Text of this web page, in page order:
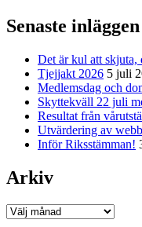
Senaste inläggen
Det är kul att skjuta,
Tjejjakt 2026 5 juli
Medlemsdag och
Skyttekväll 22 juli
Resultat från
Utvärdering av
Inför Riksstämman!
Arkiv
Arkiv